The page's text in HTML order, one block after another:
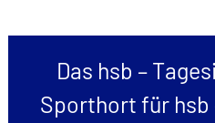
Das hsb –
Sporthort für hsb